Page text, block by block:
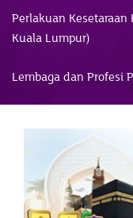
Perlakuan Kesetaraan
Kuala Lumpur)
Lembaga dan Profesi